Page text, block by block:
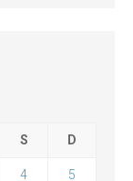
S D
4 5